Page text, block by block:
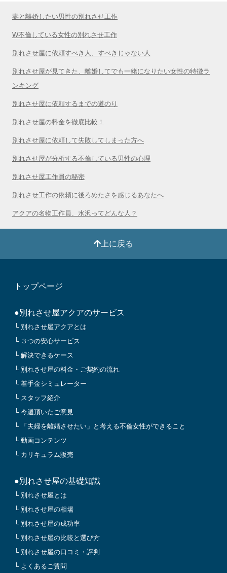
妻と離婚したい男性の別れさせ工作
W不倫している女性の別れさせ工作
別れさせ屋に依頼すべき人、すべきじゃない人
別れさせ屋が見てきた、離婚してでも一緒になりたい女性の特徴ラ
ンキング
別れさせ屋に依頼するまでの道のり
別れさせ屋の料金を徹底比較！
別れさせ屋に依頼して失敗してしまった方へ
別れさせ屋が分析する不倫している男性の心理
別れさせ屋工作員の秘密
別れさせ工作の依頼に後ろめたさを感じるあなたへ
アクアの名物工作員、水沢ってどんな人？
上に戻る
トップページ
●別れさせ屋アクアのサービス
└ 別れさせ屋アクアとは
└ ３つの安心サービス
└ 解決できるケース
└ 別れさせ屋の料金・ご契約の流れ
└ 着手金シミュレーター
└ スタッフ紹介
└ 今週頂いたご意見
└ 「夫婦を離婚させたい」と考える不倫女性ができること
└ 動画コンテンツ
└ カリキュラム販売
●別れさせ屋の基礎知識
└ 別れさせ屋とは
└ 別れさせ屋の相場
└ 別れさせ屋の成功率
└ 別れさせ屋の比較と選び方
└ 別れさせ屋の口コミ・評判
└ よくあるご質問